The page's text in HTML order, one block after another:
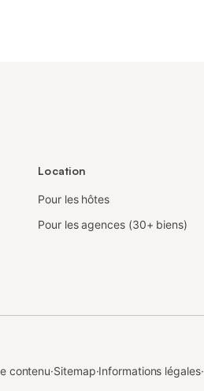
Location
Pour les hôtes
Pour les agences (30+ biens)
contenu·Sitemap·Informations légales·